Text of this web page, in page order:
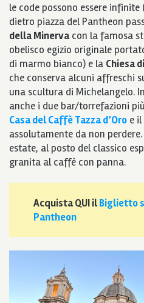
le code possono essere
dietro piazza del Pantheon
della Minervacon la famosa
obelisco egizio originale
di marmo bianco) e la Chiesa
che conserva alcuni affreschi
una scultura di Michelangelo.
anche i due bar/torrefazioni
Casa del Caffè Tazza d’Oro e il
assolutamente da non perdere.
estate, al posto del classico
granita al caffè con panna.
Acquista QUI ilBiglietto
Pantheon